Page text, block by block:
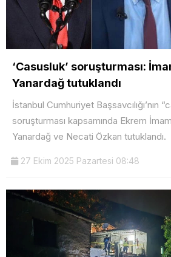
‘Casusluk’ soruşturması:
Yanardağ tutuklandı
İstanbul Cumhuriyet Başsavcılığı’nın
soruşturması kapsamında Ekrem
Yanardağ ve Necati Özkan tutuklandı.
27 Ekim 2025 Pazartesi 08:48